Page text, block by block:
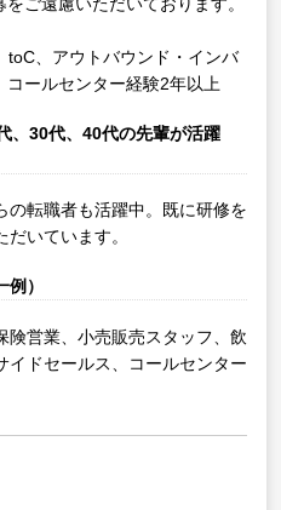
toC、アウトバウンド・インバ
コールセンター経験2年以上
、30代、40代の先輩が活躍
の転職者も活躍中。既に研修を
いています。
）
険営業、小売販売スタッフ、飲
イドセールス、コールセンター